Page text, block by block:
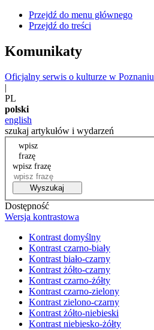
Przejdź do menu głównego
Przejdź do treści
Komunikaty
Oficjalny serwis o kulturze w Poznaniu
|
PL
polski
english
szukaj artykułów i wydarzeń
wpisz
frazę
wpisz frazę
Wyszukaj
Dostępność
Wersja kontrastowa
Kontrast domyślny
Kontrast czarno-biały
Kontrast biało-czarny
Kontrast żółto-czarny
Kontrast czarno-żółty
Kontrast czarno-zielony
Kontrast zielono-czarny
Kontrast żółto-niebieski
Kontrast niebiesko-żółty